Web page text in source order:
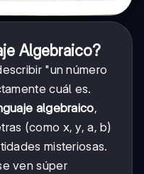
Algebraico?
"un número
cuál es.
algebraico,
(como x, y, a, b)
misteriosas.
ven súper